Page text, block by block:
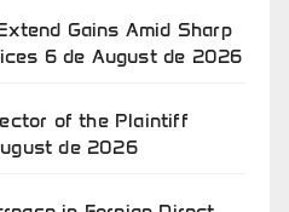
Gains Amid Sharp
6 de August de 2026
of the Plaintiff
de 2026